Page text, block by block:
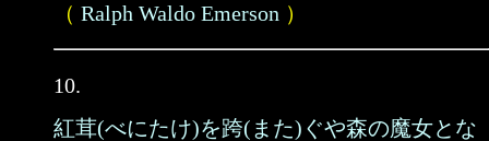
（ Ralph Waldo Emerson ）
10.
紅茸(べにたけ)を跨(また)ぐや森の魔女とな